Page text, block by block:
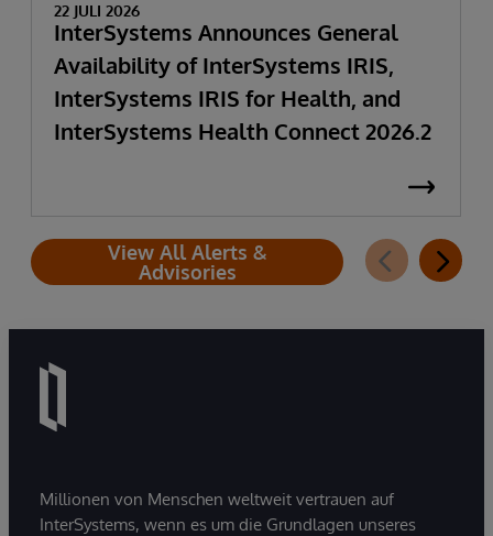
22 JULI 2026
InterSystems Announces General
Availability of InterSystems IRIS,
InterSystems IRIS for Health, and
InterSystems Health Connect 2026.2
View All Alerts &
Advisories
Millionen von Menschen weltweit vertrauen auf
InterSystems, wenn es um die Grundlagen unseres